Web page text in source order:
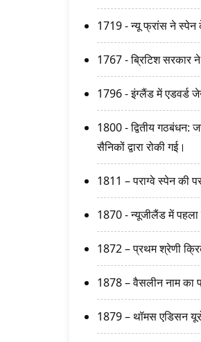
1719 - न्यू फ्रांस ने स्पेन
1767 - ब्रिटिश सरकार
1796 - इंग्लैंड में एडवर्ड
1800 - द्वितीय गठबंधन:
सैनिकों द्वारा रोकी गई।
1811 – पराग्वे स्पेन की
1870 - न्यूजीलैंड में पहला
1872 – प्रथम श्रेणी
1878 – वैसलीन नाम का
1879 – थॉमस एडिसन